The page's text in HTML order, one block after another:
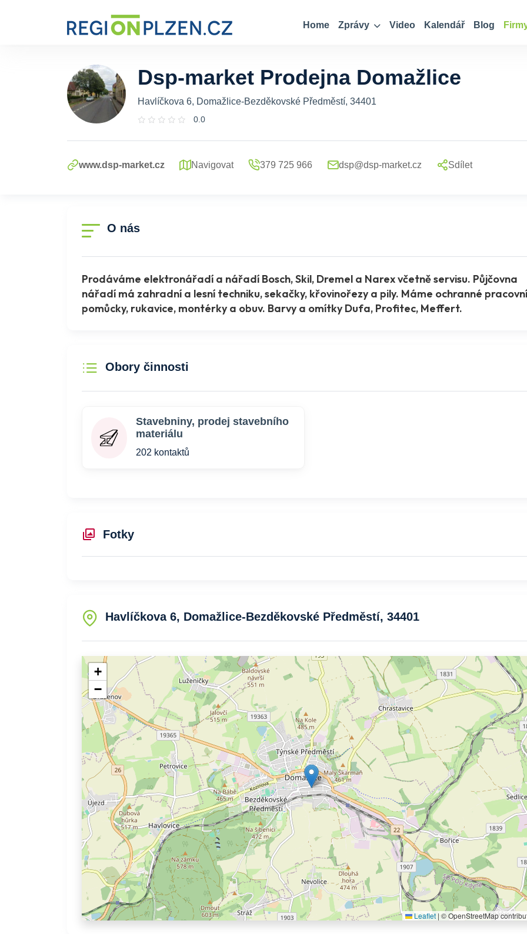
Home Zprávy Video Kalendář Blog
Dsp-market Prodejna Domažlice
Havlíčkova 6, Domažlice-Bezděkovské Předměstí, 34401
0.0
www.dsp-market.cz Navigovat 379 725 966 dsp@dsp-market.cz Sdílet
O nás
Prodáváme elektronářadí a nářadí Bosch, Skil, Dremel a Narex včetně servisu. Půjčovna
nářadí má zahradní a lesní techniku, sekačky, křovinořezy a pily. Máme ochranné pracovní
pomůcky, rukavice, montérky a obuv. Barvy a omítky Dufa, Profitec, Meffert.
Obory činnosti
Stavebniny, prodej stavebního
materiálu
202 kontaktů
Fotky
Havlíčkova 6, Domažlice-Bezděkovské Předměstí, 34401
+
−
Leaflet | © OpenStreetMap